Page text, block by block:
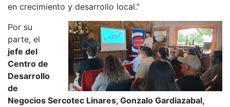
en crecimiento y desarrollo local.”
Por su
parte, el
jefe del
Centro de
Desarrollo
de
Negocios Sercotec Linares, Gonzalo Gardiazabal,